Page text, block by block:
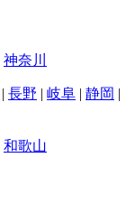
神奈川
| 長野 | 岐阜 | 静岡 |
和歌山